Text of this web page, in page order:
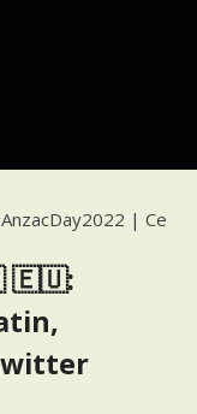
| Ce
🇪🇺: